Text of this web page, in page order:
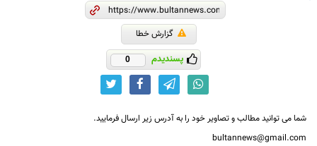
گزارش خطا
پسندیدم 0
شما می توانید مطالب و تصاویر خود را به آدرس زیر ارسال فرمایید.
bultannews@gmail.com